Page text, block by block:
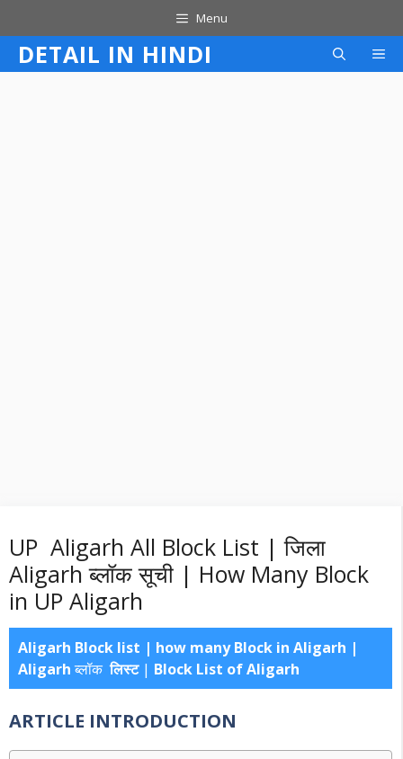
to
content
Menu
DETAIL IN HINDI
UP Aligarh All Block List | जिला
Aligarh ब्लॉक सूची | How Many Block
in UP Aligarh
Aligarh Block list | how many Block in Aligarh |
Aligarhब्लॉक लिस्ट | Block List of Aligarh
ARTICLE INTRODUCTION